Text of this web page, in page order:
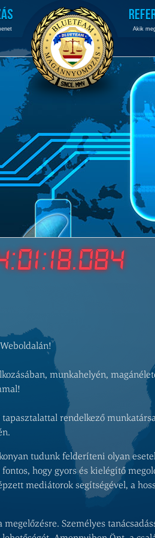
Akik
munkahelyén,
rendelkező
tudunk felderíteni olyan
hogy gyors és kielégítő
mediátorok segítségével, a
Személyes